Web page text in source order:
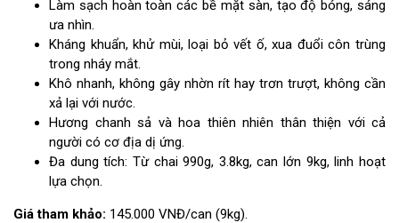
Làm sạch hoàn toàn các bề mặt sàn, tạo độ bóng, sáng
ưa nhìn.
Kháng khuẩn, khử mùi, loại bỏ vết ố, xua đuổi côn trùng
trong nháy mắt.
Khô nhanh, không gây nhờn rít hay trơn trượt, không cần
xả lại với nước.
Hương chanh sả và hoa thiên nhiên thân thiện với cả
người có cơ địa dị ứng.
Đa dung tích: Từ chai 990g, 3.8kg, can lớn 9kg, linh hoạt
lựa chọn.
Giá tham khảo: 145.000 VNĐ/can (9kg).